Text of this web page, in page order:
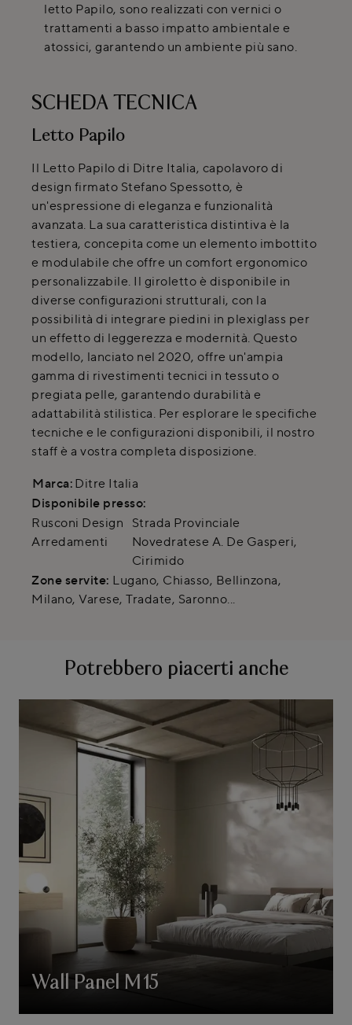
letto Papilo, sono realizzati con vernici o
trattamenti a basso impatto ambientale e
atossici, garantendo un ambiente più sano.
SCHEDA TECNICA
Letto Papilo
Il Letto Papilo di Ditre Italia, capolavoro di
design firmato Stefano Spessotto, è
un'espressione di eleganza e funzionalità
avanzata. La sua caratteristica distintiva è la
testiera, concepita come un elemento imbottito
e modulabile che offre un comfort ergonomico
personalizzabile. Il giroletto è disponibile in
diverse configurazioni strutturali, con la
possibilità di integrare piedini in plexiglass per
un effetto di leggerezza e modernità. Questo
modello, lanciato nel 2020, offre un'ampia
gamma di rivestimenti tecnici in tessuto o
pregiata pelle, garantendo durabilità e
adattabilità stilistica. Per esplorare le specifiche
tecniche e le configurazioni disponibili, il nostro
staff è a vostra completa disposizione.
Marca: Ditre Italia
Disponibile presso:
Rusconi Design
Arredamenti
Strada Provinciale
Novedratese A. De Gasperi,
Cirimido
Zone servite: Lugano, Chiasso, Bellinzona,
Milano, Varese, Tradate, Saronno...
Potrebbero piacerti anche
Wall Panel M15